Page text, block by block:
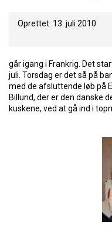
Oprettet: 13. juli 2010
går igang i Frankrig. Det
juli. Torsdag er det så på
med de afsluttende løb på
Billund, der er den danske
kuskene, ved at gå ind i